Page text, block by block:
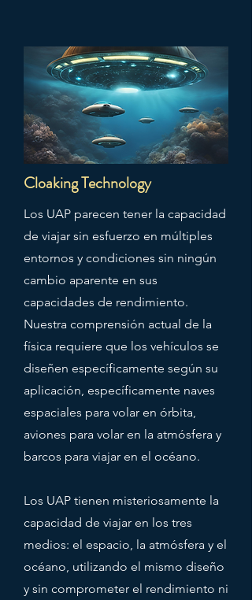
Cloaking Technology
Los UAP parecen tener la capacidad
de viajar sin esfuerzo en múltiples
entornos y condiciones sin ningún
cambio aparente en sus
capacidades de rendimiento.
Nuestra comprensión actual de la
física requiere que los vehículos se
diseñen específicamente según su
aplicación, específicamente naves
espaciales para volar en órbita,
aviones para volar en la atmósfera y
barcos para viajar en el océano.
Los UAP tienen misteriosamente la
capacidad de viajar en los tres
medios: el espacio, la atmósfera y el
océano, utilizando el mismo diseño
y sin comprometer el rendimiento ni